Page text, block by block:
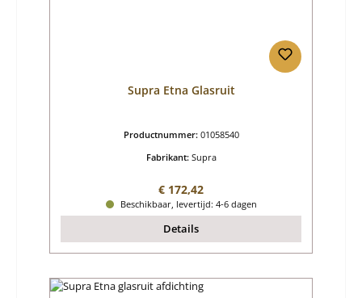
Supra Etna Glasruit
Productnummer: 01058540
Fabrikant: Supra
Normale prijs:
€ 172,42
Beschikbaar, levertijd: 4-6 dagen
Details